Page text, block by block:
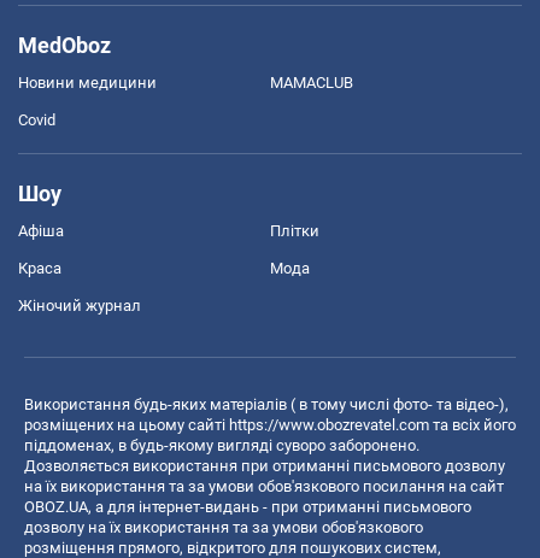
MedOboz
Новини медицини MAMACLUB
Covid
Шоу
Афіша Плітки
Краса Мода
Жіночий журнал
Використання будь-яких матеріалів ( в тому числі фото- та відео-),
розміщених на цьому сайті https://www.obozrevatel.com та всіх його
піддоменах, в будь-якому вигляді суворо заборонено.
Дозволяється використання при отриманні письмового дозволу
на їх використання та за умови обов'язкового посилання на сайт
OBOZ.UA, а для інтернет-видань - при отриманні письмового
дозволу на їх використання та за умови обов'язкового
розміщення прямого, відкритого для пошукових систем,